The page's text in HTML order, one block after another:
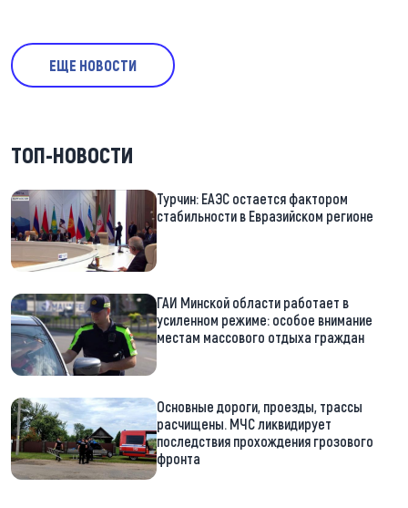
ЕЩЕ НОВОСТИ
ТОП-НОВОСТИ
Турчин: ЕАЭС остается фактором
стабильности в Евразийском регионе
ГАИ Минской области работает в
усиленном режиме: особое внимание
местам массового отдыха граждан
Основные дороги, проезды, трассы
расчищены. МЧС ликвидирует
последствия прохождения грозового
фронта